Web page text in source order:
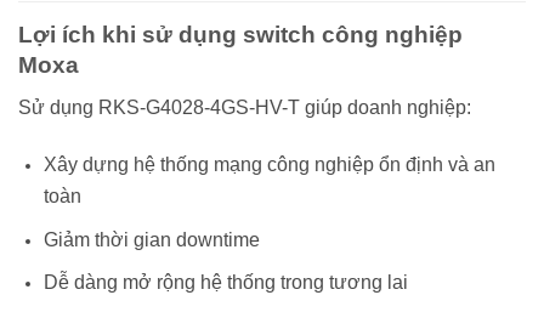
Lợi ích khi sử dụng switch công nghiệp
Moxa
Sử dụng RKS-G4028-4GS-HV-T giúp doanh nghiệp:
Xây dựng hệ thống mạng công nghiệp ổn định và an
toàn
Giảm thời gian downtime
Dễ dàng mở rộng hệ thống trong tương lai